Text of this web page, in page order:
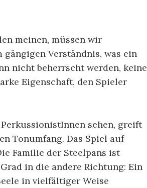
meinen, müssen wir
Verständnis, was ein
nicht beherrscht werden, keine
Eigenschaft, den Spieler
sehen, greift
Tonumfang. Das Spiel auf
Familie der Steelpans ist
in die andere Richtung: Ein
in vielfältiger Weise